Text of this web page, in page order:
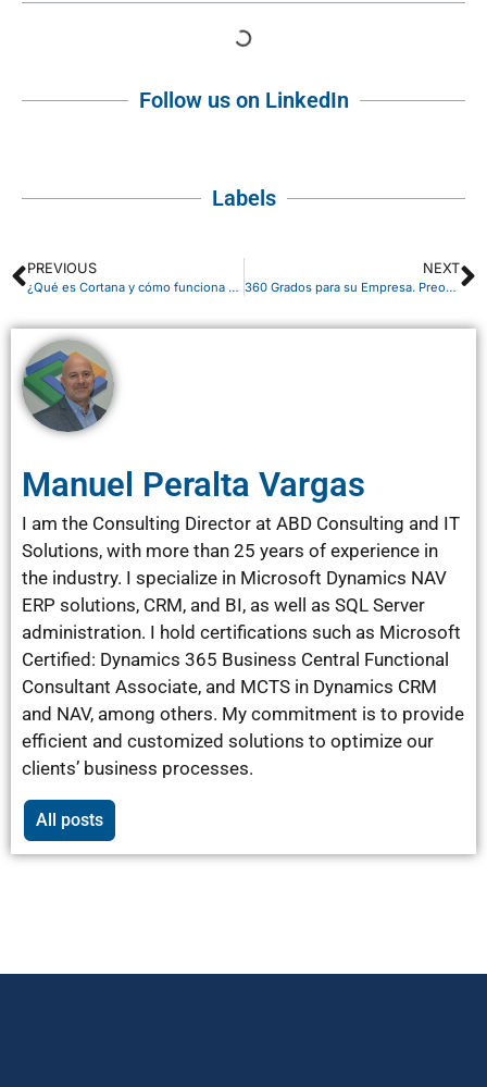
Follow us on LinkedIn
Labels
PREVIOUS
¿Qué es Cortana y cómo funciona este asistente personal inteligente?
NEXT
360 Grados para su Empresa. Preocúpate de tú negocio, nosotros del Sistema Informático
Manuel Peralta Vargas
I am the Consulting Director at ABD Consulting and IT
Solutions, with more than 25 years of experience in
the industry. I specialize in Microsoft Dynamics NAV
ERP solutions, CRM, and BI, as well as SQL Server
administration. I hold certifications such as Microsoft
Certified: Dynamics 365 Business Central Functional
Consultant Associate, and MCTS in Dynamics CRM
and NAV, among others. My commitment is to provide
efficient and customized solutions to optimize our
clients’ business processes.
All posts